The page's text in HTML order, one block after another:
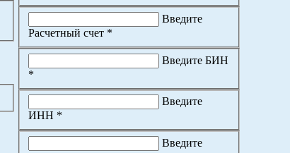
Введите
Расчетный счет *
Введите БИН
*
Введите
ИНН *
Введите